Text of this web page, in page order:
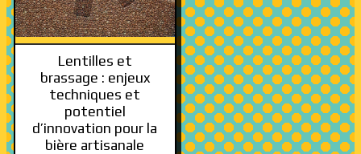
Lentilles et
brassage : enjeux
techniques et
potentiel
d’innovation pour la
bière artisanale